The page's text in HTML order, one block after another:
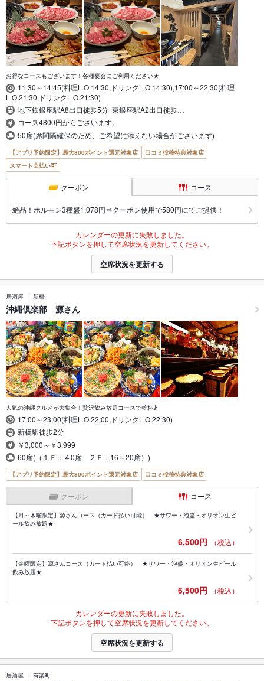
お得なコースもございます！各種宴会にご利用ください★
11:30～14:45(料理L.O.14:30,ドリンクL.O.14:30),17:00～22:30(料理
L.O.21:30,ドリンクL.O.21:30)
地下鉄銀座駅A8出口徒歩5分･東銀座駅A2出口徒歩…
コース4800円からございます。
50席(席間隔確保のため、ご希望に添えない場合がございます)
【アプリ予約限定】最大800ポイント還元対象店
口コミ投稿特典対象店
スマート支払い可
クーポン コース
絶品！ホルモン3種盛1,078円⇒クーポン使用で580円にてご提供！
カレンダーの更新に失敗しました。
下記ボタンを押して空席状況を更新してください。
空席状況を更新する
居酒屋 新橋
沖縄倶楽部 源さん
人気の沖縄グルメが大集合！贅沢飲み放題コースで乾杯♪
17:00～23:00(料理L.O.22:00,ドリンクL.O.22:30)
新橋駅徒歩2分
￥3,000～￥3,999
60席(（１Ｆ：４0席 ２Ｆ：16～20席）)
【アプリ予約限定】最大800ポイント還元対象店 口コミ投稿特典対象店
クーポン コース
【月～木曜限定】源さんコース（カード払い可能） ★サワー・泡盛・オリオン生ビ
ール飲み放題★
6,500円 （税込）
【金曜限定】源さんコース（カード払い可能） ★サワー・泡盛・オリオン生ビール
飲み放題★
6,500円 （税込）
カレンダーの更新に失敗しました。
下記ボタンを押して空席状況を更新してください。
空席状況を更新する
居酒屋 有楽町